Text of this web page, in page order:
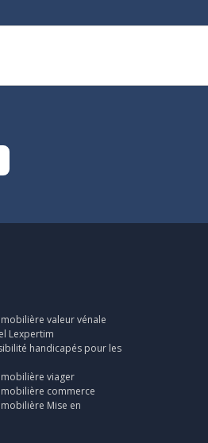
valeur vénale
Lexpertim
handicapés pour les
viager
commerce
Mise en